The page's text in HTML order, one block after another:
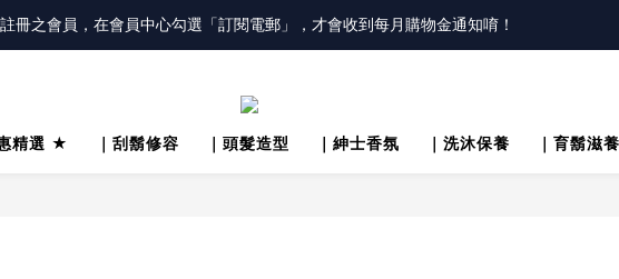
員「送100元購物金」，同時勾選「接收優惠通知」，還有每月購物金唷！
員「送100元購物金」，同時勾選「接收優惠通知」，還有每月購物金唷！
精選 ★ ｜刮鬍修容 ｜頭髮造型 ｜紳士香氛 ｜洗沐保養 ｜育鬍滋養